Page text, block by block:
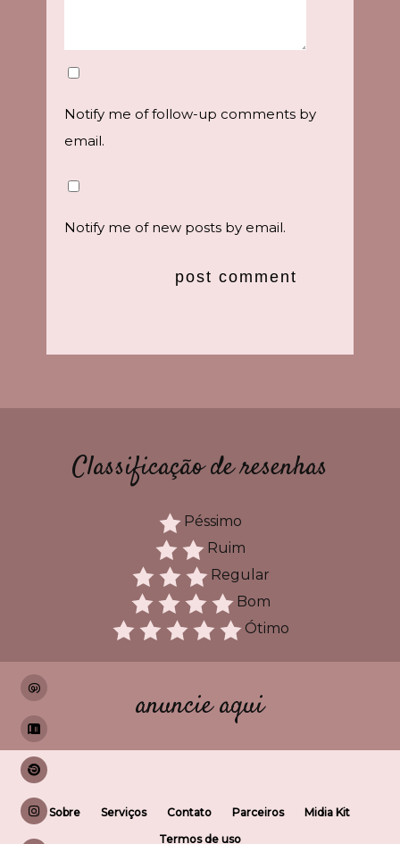
Notify me of follow-up comments by
email.
Notify me of new posts by email.
Classificação de resenhas
Péssimo
Ruim
Regular
Bom
Ótimo
anuncie aqui
Sobre Serviços Contato Parceiros
Midia Kit
Termos de uso